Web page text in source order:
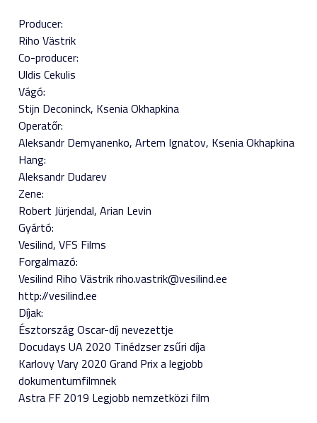
Producer:
Riho Västrik
Co-producer:
Uldis Cekulis
Vágó:
Stijn Deconinck Ksenia Okhapkina
Operatőr:
Aleksandr Demyanenko Artem Ignatov Ksenia Okhapkina
Hang:
Aleksandr Dudarev
Zene:
Robert Jürjendal Arian Levin
Gyártó:
Vesilind, VFS Films
Forgalmazó:
Vesilind Riho Västrik riho.vastrik@vesilind.ee
http://vesilind.ee
Díjak:
Észtország Oscar-díj nevezettje
Docudays UA 2020 Tinédzser zsűri díja
Karlovy Vary 2020 Grand Prix a legjobb
dokumentumfilmnek
Astra FF 2019 Legjobb nemzetközi film